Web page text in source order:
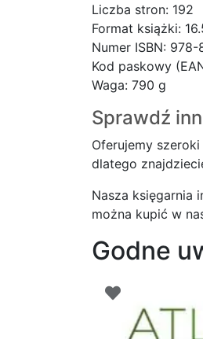
Liczba stron: 192
Format książki:
Numer ISBN:
Kod paskowy
Waga: 790 g
Sprawdź
Oferujemy
dlatego
Nasza księgarnia
można kupić w
Godne